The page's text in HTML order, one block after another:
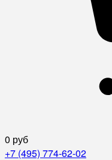
0 руб
+7 (495) 774-62-02